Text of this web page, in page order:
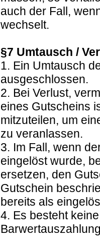
auch der Fall,
wechselt.
§7 Umtausch /
1. Ein Umtausch
ausgeschlossen.
2. Bei Verlust,
eines Gutscheins
mitzuteilen, um
zu veranlassen.
3. Im Fall, wenn
eingelöst wurde,
ersetzen, den
Gutschein
bereits als
4. Es besteht